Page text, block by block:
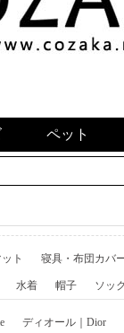
ペット
ト 寝具・布団カバ
水着 帽子 ソッ
ディオール｜Dior